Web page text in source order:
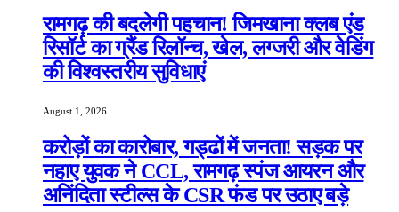
रामगढ़ की बदलेगी पहचान! जिमखाना क्लब एंड
रिसॉर्ट का ग्रैंड रिलॉन्च, खेल, लग्जरी और वेडिंग
की विश्वस्तरीय सुविधाएं
August 1, 2026
करोड़ों का कारोबार, गड्ढों में जनता! सड़क पर
नहाए युवक ने CCL, रामगढ़ स्पंज आयरन और
अनिंदिता स्टील्स के CSR फंड पर उठाए बड़े